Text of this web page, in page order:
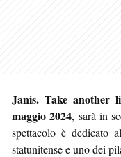
Janis. Take another
maggio 2024, sarà in
spettacolo è dedicato
statunitense e uno dei